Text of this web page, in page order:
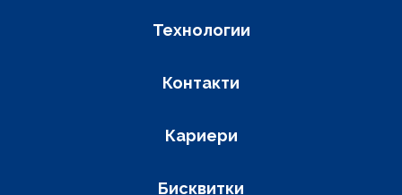
Технологии
Контакти
Кариери
Бисквитки